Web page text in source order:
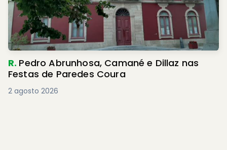
R. Pedro Abrunhosa, Camané e Dillaz nas
Festas de Paredes Coura
2 agosto 2026